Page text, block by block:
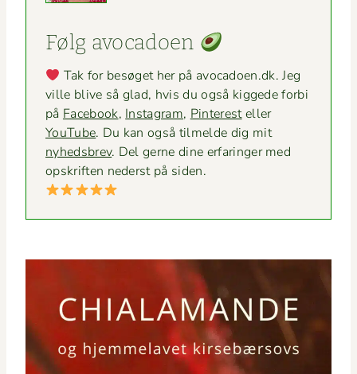
Følg avo­ca­doen
Tak for besøget her på avocadoen.dk. Jeg
ville blive så glad, hvis du også kiggede for­bi
på Face­book, Insta­gram, Pin­ter­esteller
YouTube. Du kan også tilmelde dig mit
nyheds­brev. Del gerne dine erfaringer med
opskriften ned­er­st på siden.